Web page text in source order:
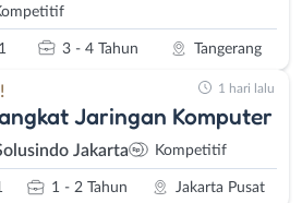
3 - 4 Tahun Tangerang
Jaringan Komputer
Jakarta Kompetitif
1 - 2 Tahun Jakarta Pusat
1 hari lalu